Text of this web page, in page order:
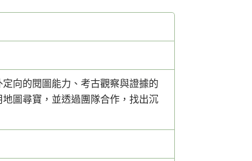
向的閱圖能力、考古觀察與證據的
圖尋寶，並透過團隊合作，找出沉